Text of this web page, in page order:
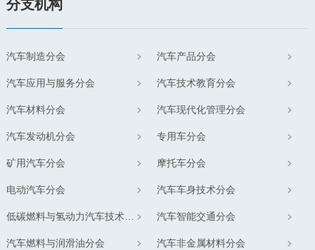
分支机构
汽车制造分会 汽车产品分会
汽车应用与服务分会 汽车技术教育分会
汽车材料分会 汽车现代化管理分会
汽车发动机分会 专用车分会
矿用汽车分会 摩托车分会
电动汽车分会 汽车车身技术分会
低碳燃料与氢动力汽车技术分会 汽车智能交通分会
汽车燃料与润滑油分会 汽车非金属材料分会